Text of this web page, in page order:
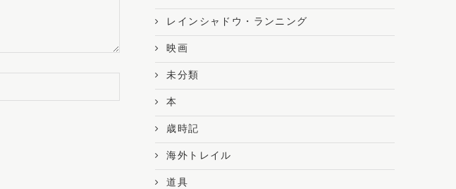
レインシャドウ・ランニング
映画
未分類
本
歳時記
海外トレイル
道具